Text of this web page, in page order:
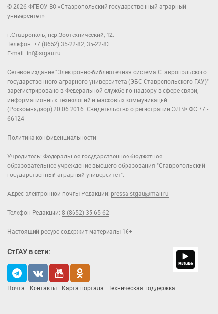
© 2026 ФГБОУ ВО «Ставропольский государственный аграрный
университет»
г.Ставрополь, пер.Зоотехнический, 12.
Телефон: +7 (8652) 35-22-82, 35-22-83
E-mail: inf@stgau.ru
Сетевое издание "Электронно-библиотечная система Ставропольского
государственного аграрного университета (ЭБС Ставропольского ГАУ)"
зарегистрировано в Федеральной службе по надзору в сфере связи,
информационных технологий и массовых коммуникаций
(Роскомнадзор) 20.06.2016. Свидетельство о регистрации ЭЛ № ФС 77 -
66124
Политика конфиденциальности
Учредитель: Федеральное государственное бюджетное
образовательное учреждение высшего образования "Ставропольский
государственный аграрный университет".
Адрес электронной почты Редакции: pressa-stgau@mail.ru
Телефон Редакции: 8 (8652) 35-65-62
Настоящий ресурс содержит материалы 16+
СтГАУ в сети:
Почта Контакты Карта портала Техническая поддержка